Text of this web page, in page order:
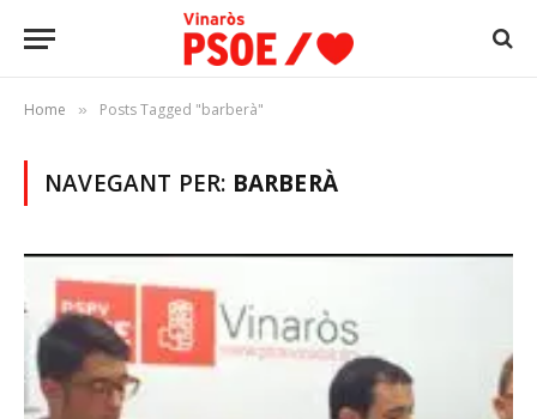
Home » Posts Tagged "barberà"
NAVEGANT PER: BARBERÀ